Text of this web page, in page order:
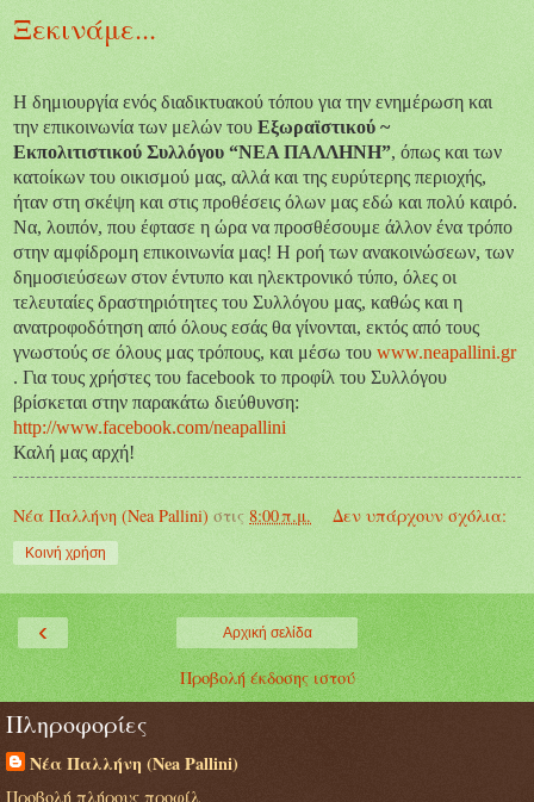
Ξεκινάμε...
Η δημιουργία ενός διαδικτυακού τόπου για την ενημέρωση και
την επικοινωνία των μελών του Εξωραϊστικού ~
Εκπολιτιστικού Συλλόγου “ΝΕΑ ΠΑΛΛΗΝΗ”, όπως και των
κατοίκων του οικισμού μας, αλλά και της ευρύτερης περιοχής,
ήταν στη σκέψη και στις προθέσεις όλων μας εδώ και πολύ καιρό.
Να, λοιπόν, που έφτασε η ώρα να προσθέσουμε άλλον ένα τρόπο
στην αμφίδρομη επικοινωνία μας! H ροή των ανακοινώσεων, των
δημοσιεύσεων στον έντυπο καιηλεκτρονικό τύπο, όλες οι
τελευταίες δραστηριότητες του Συλλόγου μας, καθώς και η
ανατροφοδότηση από όλους εσάς θα γίνονται, εκτός από τους
γνωστούς σε όλους μας τρόπους, και μέσω του www.neapallini.gr
. Για τους χρήστες του facebook το προφίλ του Συλλόγου
βρίσκεται στην παρακάτω διεύθυνση:
http://www.facebook.com/neapallini
Καλή μας αρχή!
Νέα Παλλήνη (Nea Pallini) στις 8:00 π.μ. Δεν υπάρχουν σχόλια:
Κοινή χρήση
‹ Αρχική σελίδα
Προβολή έκδοσης ιστού
Πληροφορίες
Νέα Παλλήνη (Nea Pallini)
Προβολή πλήρους προφίλ